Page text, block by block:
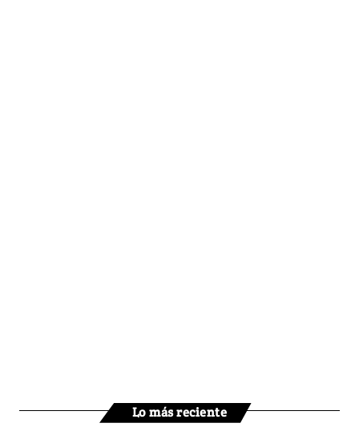
Lo más reciente